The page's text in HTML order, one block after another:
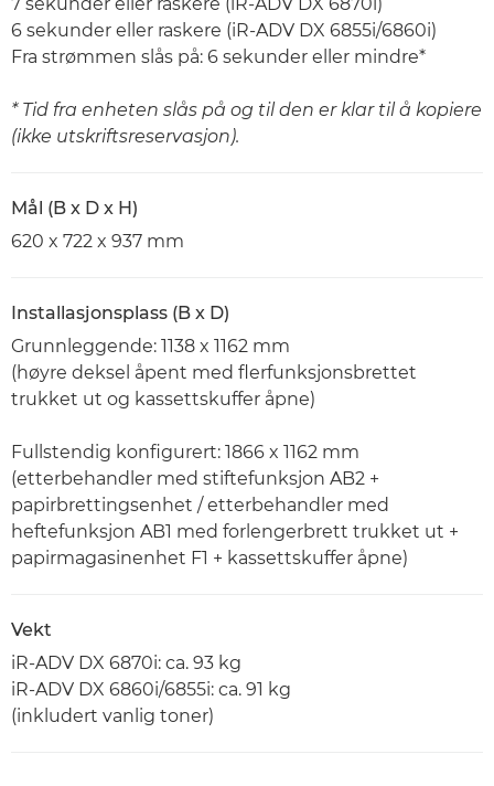
6 sekunder eller raskere (iR-ADV DX 6855i/6860i)
Fra strømmen slås på: 6 sekunder eller mindre*
* Tid fra enheten slås på og til den er klar til å kopiere
(ikke utskriftsreservasjon).
Mål (B x D x H)
620 x 722 x 937 mm
Installasjonsplass (B x D)
Grunnleggende: 1138 x 1162 mm
(høyre deksel åpent med flerfunksjonsbrettet
trukket ut og kassettskuffer åpne)
Fullstendig konfigurert: 1866 x 1162 mm
(etterbehandler med stiftefunksjon AB2 +
papirbrettingsenhet / etterbehandler med
heftefunksjon AB1 med forlengerbrett trukket ut +
papirmagasinenhet F1 + kassettskuffer åpne)
Vekt
iR-ADV DX 6870i: ca. 93 kg
iR-ADV DX 6860i/6855i: ca. 91 kg
(inkludert vanlig toner)